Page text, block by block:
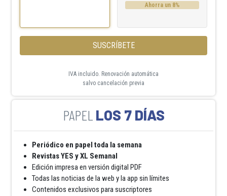
Ahorra un 8%
SUSCRÍBETE
IVA incluido. Renovación automática
salvo cancelación previa
LOS 7 DÍAS
Periódico en papel toda la semana
Revistas YES y XL Semanal
Edición impresa en versión digital PDF
Todas las noticias de la web y la app sin límites
Contenidos exclusivos para suscriptores